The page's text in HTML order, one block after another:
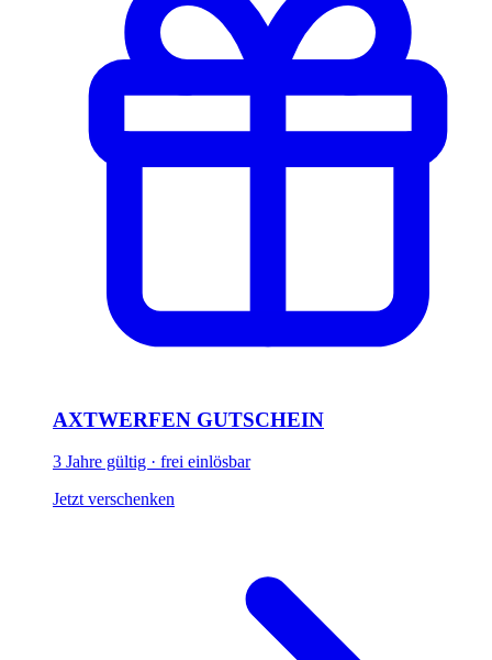
AXTWERFEN GUTSCHEIN
3 Jahre gültig · frei einlösbar
Jetzt verschenken